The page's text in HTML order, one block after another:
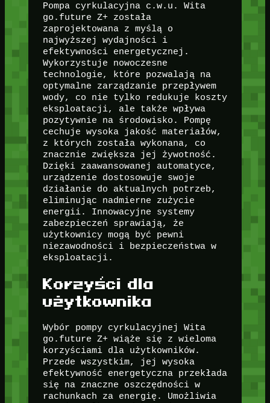
Pompa cyrkulacyjna c.w.u. Wita
go.future Z+ została
zaprojektowana z myślą o
najwyższej wydajności i
efektywności energetycznej.
Wykorzystuje nowoczesne
technologie, które pozwalają na
optymalne zarządzanie przepływem
wody, co nie tylko redukuje koszty
eksploatacji, ale także wpływa
pozytywnie na środowisko. Pompę
cechuje wysoka jakość materiałów,
z których została wykonana, co
znacznie zwiększa jej żywotność.
Dzięki zaawansowanej automatyce,
urządzenie dostosowuje swoje
działanie do aktualnych potrzeb,
eliminując nadmierne zużycie
energii. Innowacyjne systemy
zabezpieczeń sprawiają, że
użytkownicy mogą być pewni
niezawodności i bezpieczeństwa w
eksploatacji.
Korzyści dla
użytkownika
Wybór pompy cyrkulacyjnej Wita
go.future Z+ wiąże się z wieloma
korzyściami dla użytkowników.
Przede wszystkim, jej wysoka
efektywność energetyczna przekłada
się na znaczne oszczędności w
rachunkach za energię. Umożliwia